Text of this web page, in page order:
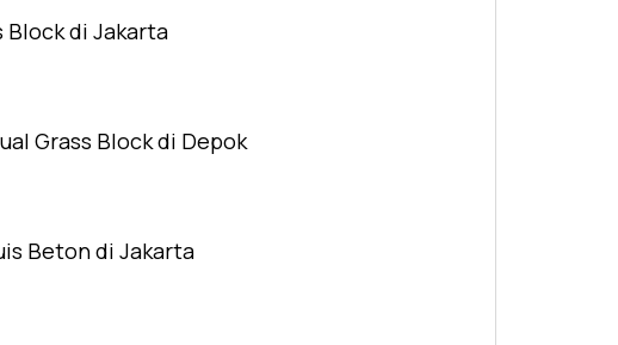
Block di Jakarta
Grass Block di Depok
Beton di Jakarta